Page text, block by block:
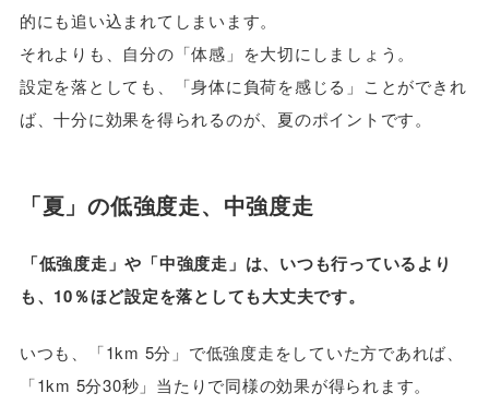
的にも追い込まれてしまいます。
それよりも、自分の「体感」を大切にしましょう。
設定を落としても、「身体に負荷を感じる」ことができれ
ば、十分に効果を得られるのが、夏のポイントです。
「夏」の低強度走、中強度走
「低強度走」や「中強度走」は、いつも行っているより
も、10％ほど設定を落としても大丈夫です。
いつも、「1km 5分」で低強度走をしていた方であれば、
「1km 5分30秒」当たりで同様の効果が得られます。